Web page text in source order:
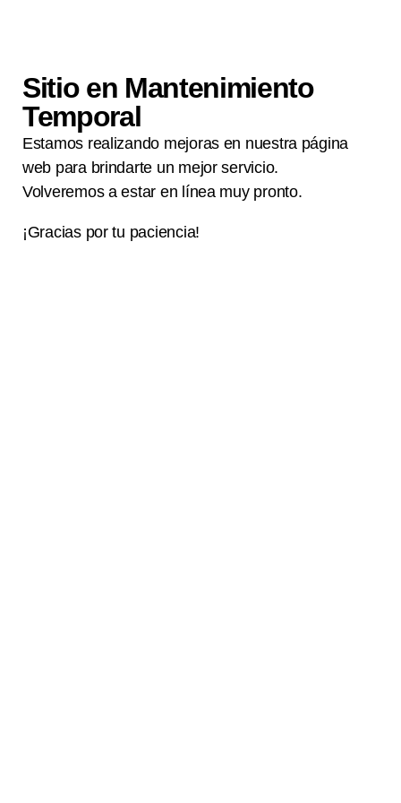
Sitio en Mantenimiento
Temporal
Estamos realizando mejoras en nuestra página
web para brindarte un mejor servicio.
Volveremos a estar en línea muy pronto.
¡Gracias por tu paciencia!